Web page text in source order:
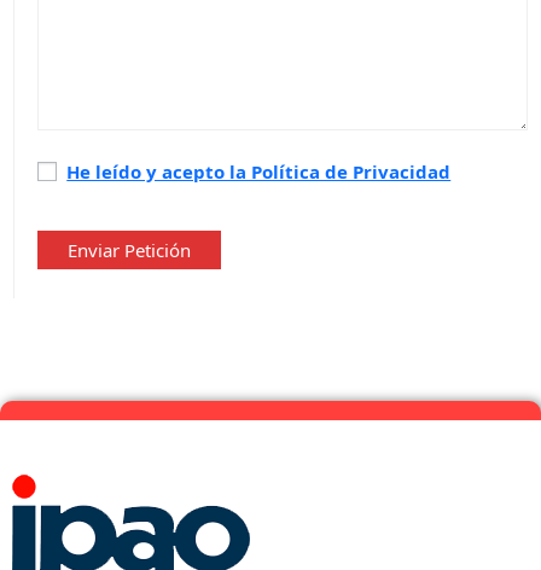
Política
privacidad*
He leído y acepto la Política de Privacidad
Enviar Petición